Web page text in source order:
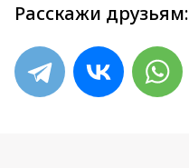
Расскажи друзьям: